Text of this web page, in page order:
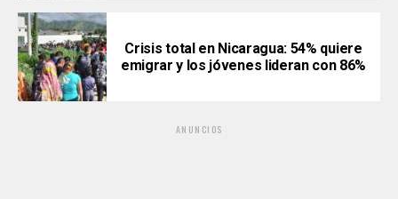
Crisis total en Nicaragua: 54% quiere
emigrar y los jóvenes lideran con 86%
ANUNCIOS